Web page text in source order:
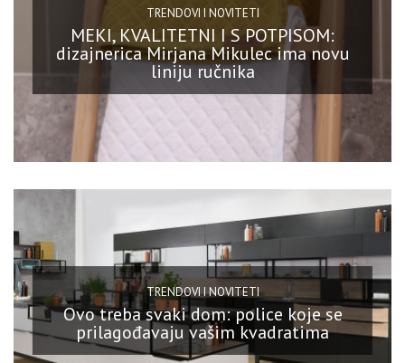
TRENDOVI I NOVITETI
MEKI, KVALITETNI I S POTPISOM:
dizajnerica Mirjana Mikulec ima novu
liniju ručnika
TRENDOVI I NOVITETI
Ovo treba svaki dom: police koje se
prilagođavaju vašim kvadratima